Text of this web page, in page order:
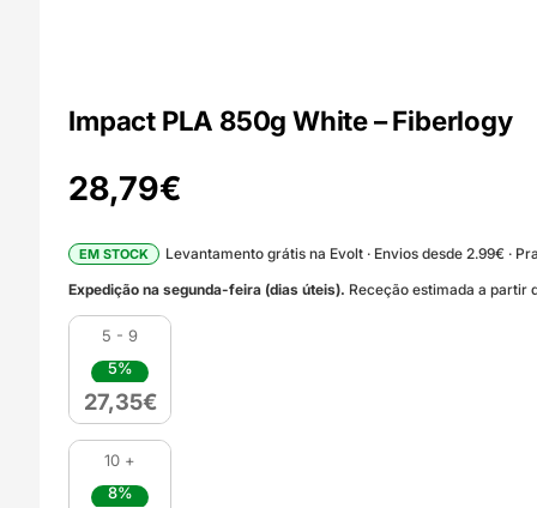
Impact PLA 850g White – Fiberlogy
28,79€
EM STOCK
Levantamento grátis na Evolt · Envios desde 2.99€ ·
Expedição na segunda-feira (dias úteis). Receção estimada a partir
5 - 9
5%
27,35€
10 +
8%